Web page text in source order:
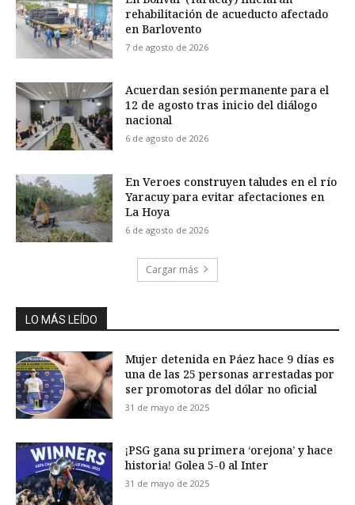
rehabilitación de acueducto afectado
en Barlovento
7 de agosto de 2026
Acuerdan sesión permanente para el
12 de agosto tras inicio del diálogo
nacional
6 de agosto de 2026
En Veroes construyen taludes en el río
Yaracuy para evitar afectaciones en
La Hoya
6 de agosto de 2026
Cargar más
LO MÁS LEÍDO
Mujer detenida en Páez hace 9 días es
una de las 25 personas arrestadas por
ser promotoras del dólar no oficial
31 de mayo de 2025
¡PSG gana su primera ‘orejona’ y hace
historia! Golea 5-0 al Inter
31 de mayo de 2025